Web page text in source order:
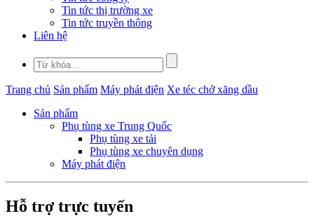
Tin tức thị trường xe
Tin tức truyền thông
Liên hệ
Trang chủ Sản phẩm Máy phát điện Xe téc chở xăng dầu
Sản phẩm
Phụ tùng xe Trung Quốc
Phụ tùng xe tải
Phụ tùng xe chuyên dụng
Máy phát điện
Hỗ trợ trực tuyến